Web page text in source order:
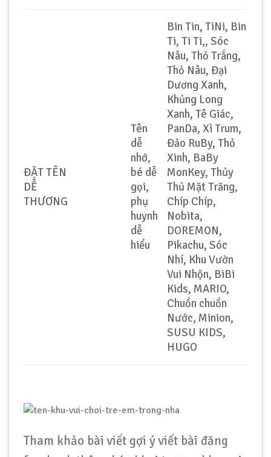
ĐẶT TÊN
DỄ
THƯƠNG
Tên
dễ
nhớ,
bé dễ
gọi,
phụ
huynh
dễ
hiểu
Bin Tin, TiNi, Bin
Ti, Ti Ti,, Sóc
Nâu, Thỏ Trắng,
Thỏ Nâu, Đại
Dương Xanh,
Khủng Long
Xanh, Tê Giác,
PanDa, Xì Trum,
Đảo RuBy, Thỏ
Xinh, BaBy
MonKey, Thủy
Thủ Mặt Trăng,
Chíp Chíp,
Nobita,
DOREMON,
Pikachu, Sóc
Nhí, Khu Vườn
Vui Nhộn, BiBi
Kids, MARIO,
Chuồn chuồn
Nước, Minion,
SUSU KIDS,
HUGO
Tham khảo bài viết gợi ý viết bài đăng